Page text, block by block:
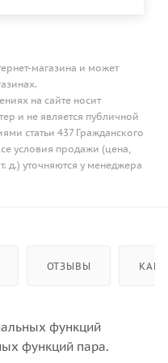
магазина и может
на сайте носит
и не является публичной
статьи 437 Гражданского
условия продажи (цена,
д.) уточняются у менеджера
ОТЗЫВЫ КАК
функций
функций пара.